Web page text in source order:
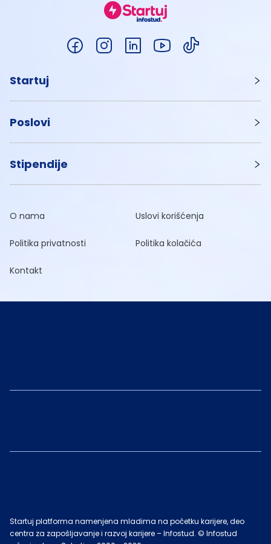
Startuj
Poslovi
Stipendije
O nama Uslovi korišćenja
Politika privatnosti Politika kolačića
Kontakt
Startuj platforma namenjena mladima na početku karijere, deo
centra za zapošljavanje i razvoj karijere – Infostud. © Infostud